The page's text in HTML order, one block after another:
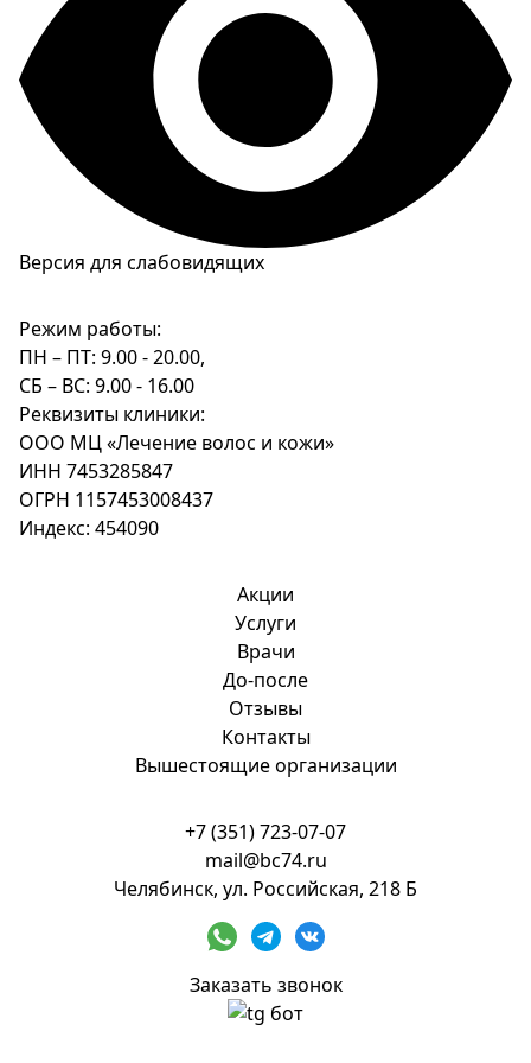
Версия для слабовидящих
Режим работы:
ПН – ПТ: 9.00 - 20.00,
СБ – ВС: 9.00 - 16.00
Реквизиты клиники:
ООО МЦ «Лечение волос и кожи»
ИНН 7453285847
ОГРН 1157453008437
Индекс: 454090
Акции
Услуги
Врачи
До-после
Отзывы
Контакты
Вышестоящие организации
+7 (351) 723-07-07
mail@bc74.ru
Челябинск, ул. Российская, 218 Б
Заказать звонок